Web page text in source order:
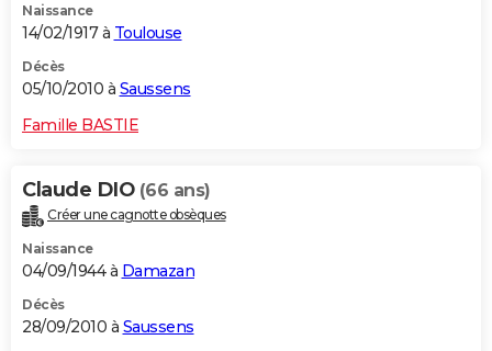
Naissance
14/02/1917 à Toulouse
Décès
05/10/2010 à Saussens
Famille BASTIE
Claude DIO (66 ans)
Créer une cagnotte obsèques
Naissance
04/09/1944 à Damazan
Décès
28/09/2010 à Saussens